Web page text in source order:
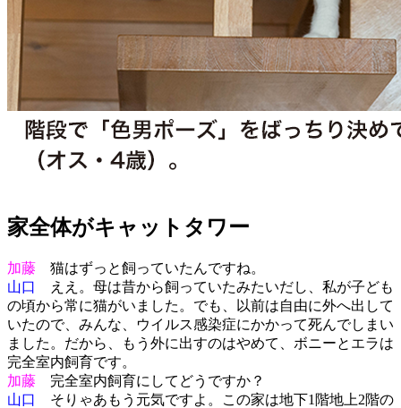
家全体がキャットタワー
加藤 猫はずっと飼っていたんですね。
山口
ええ。母は昔から飼っていたみたいだし、私が子ども
の頃から常に猫がいました。でも、以前は自由に外へ出して
いたので、みんな、ウイルス感染症にかかって死んでしまい
ました。だから、もう外に出すのはやめて、ボニーとエラは
完全室内飼育です。
加藤 完全室内飼育にしてどうですか？
山口
そりゃあもう元気ですよ。この家は地下1階地上2階の